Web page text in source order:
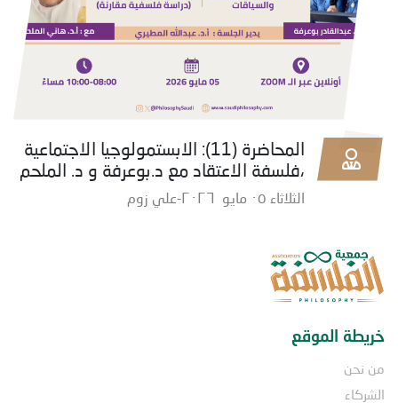
المحاضرة (11): الابستمولوجيا الاجتماعية
،فلسفة الاعتقاد مع د.بوعرفة و د. الملحم
الثلاثاء ٠٥ مايو ٢٠٢٦-علي زوم
خريطة الموقع
من نحن
الشركاء